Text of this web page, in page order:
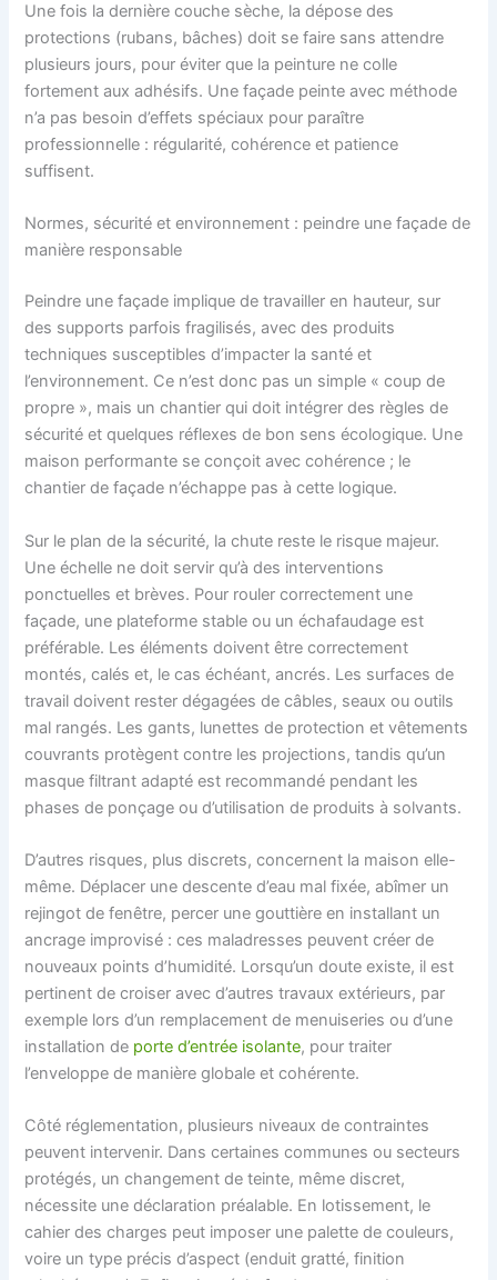
Une fois la dernière couche sèche, la dépose des
protections (rubans, bâches) doit se faire sans attendre
plusieurs jours, pour éviter que la peinture ne colle
fortement aux adhésifs. Une façade peinte avec méthode
n’a pas besoin d’effets spéciaux pour paraître
professionnelle : régularité, cohérence et patience
suffisent.
Normes, sécurité et environnement : peindre une façade de
manière responsable
Peindre une façade implique de travailler en hauteur, sur
des supports parfois fragilisés, avec des produits
techniques susceptibles d’impacter la santé et
l’environnement. Ce n’est donc pas un simple « coup de
propre », mais un chantier qui doit intégrer des règles de
sécurité et quelques réflexes de bon sens écologique. Une
maison performante se conçoit avec cohérence ; le
chantier de façade n’échappe pas à cette logique.
Sur le plan de la sécurité, la chute reste le risque majeur.
Une échelle ne doit servir qu’à des interventions
ponctuelles et brèves. Pour rouler correctement une
façade, une plateforme stable ou un échafaudage est
préférable. Les éléments doivent être correctement
montés, calés et, le cas échéant, ancrés. Les surfaces de
travail doivent rester dégagées de câbles, seaux ou outils
mal rangés. Les gants, lunettes de protection et vêtements
couvrants protègent contre les projections, tandis qu’un
masque filtrant adapté est recommandé pendant les
phases de ponçage ou d’utilisation de produits à solvants.
D’autres risques, plus discrets, concernent la maison elle-
même. Déplacer une descente d’eau mal fixée, abîmer un
rejingot de fenêtre, percer une gouttière en installant un
ancrage improvisé : ces maladresses peuvent créer de
nouveaux points d’humidité. Lorsqu’un doute existe, il est
pertinent de croiser avec d’autres travaux extérieurs, par
exemple lors d’un remplacement de menuiseries ou d’une
installation de porte d’entrée isolante, pour traiter
l’enveloppe de manière globale et cohérente.
Côté réglementation, plusieurs niveaux de contraintes
peuvent intervenir. Dans certaines communes ou secteurs
protégés, un changement de teinte, même discret,
nécessite une déclaration préalable. En lotissement, le
cahier des charges peut imposer une palette de couleurs,
voire un type précis d’aspect (enduit gratté, finition